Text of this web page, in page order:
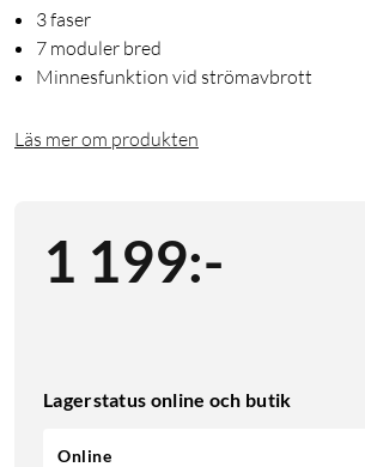
3 faser
7 moduler bred
Minnesfunktion vid strömavbrott
Läs mer om produkten
1 199:-
Lagerstatus online och butik
Online